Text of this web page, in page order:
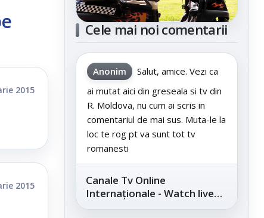
2015
2015
Cele mai noi comentarii
Anonim
Salut, amice. Vezi ca
ai mutat aici din greseala si tv din
R. Moldova, nu cum ai scris in
comentariul de mai sus. Muta-le la
loc te rog pt va sunt tot tv
romanesti
Canale Tv Online
Internaționale - Watch live
channels legally